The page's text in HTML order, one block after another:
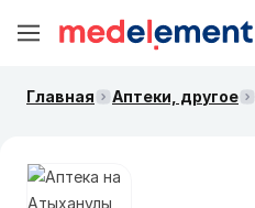
Главная Аптеки, другое